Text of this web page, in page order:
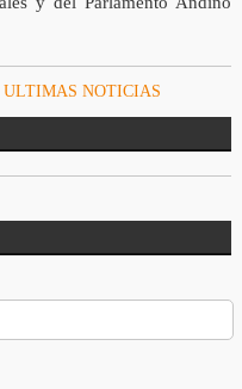
ULTIMAS NOTICIAS